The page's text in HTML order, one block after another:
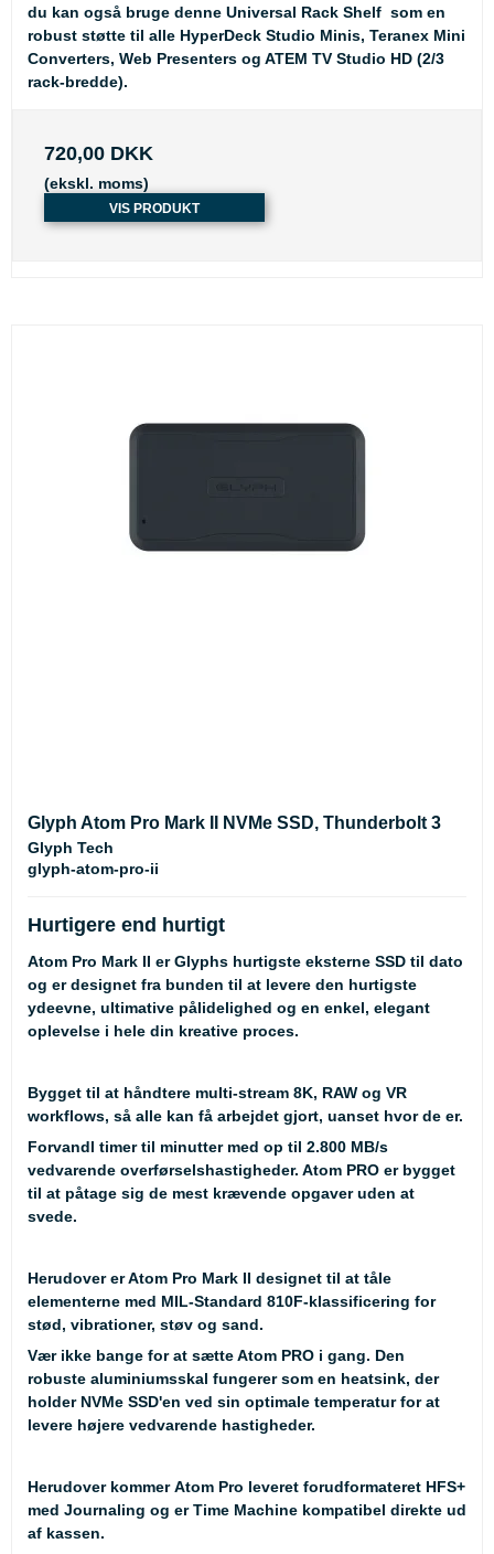
du kan også bruge denne Universal Rack Shelf som en
robust støtte til alle HyperDeck Studio Minis, Teranex Mini
Converters, Web Presenters og ATEM TV Studio HD (2/3
rack-bredde).
720,00 DKK
(ekskl. moms)
VIS PRODUKT
Glyph Atom Pro Mark II NVMe SSD, Thunderbolt 3
Glyph Tech
glyph-atom-pro-ii
Hurtigere end hurtigt
Atom Pro Mark II er Glyphs hurtigste eksterne SSD til dato
og er designet fra bunden til at levere den hurtigste
ydeevne, ultimative pålidelighed og en enkel, elegant
oplevelse i hele din kreative proces.
Bygget til at håndtere multi-stream 8K, RAW og VR
workflows, så alle kan få arbejdet gjort, uanset hvor de er.
Forvandl timer til minutter med op til 2.800 MB/s
vedvarende overførselshastigheder. Atom PRO er bygget
til at påtage sig de mest krævende opgaver uden at
svede.
Herudover er Atom Pro Mark II designet til at tåle
elementerne med MIL-Standard 810F-klassificering for
stød, vibrationer, støv og sand.
Vær ikke bange for at sætte Atom PRO i gang. Den
robuste aluminiumsskal fungerer som en heatsink, der
holder NVMe SSD'en ved sin optimale temperatur for at
levere højere vedvarende hastigheder.
Herudover kommer Atom Pro leveret forudformateret HFS+
med Journaling og er Time Machine kompatibel direkte ud
af kassen.